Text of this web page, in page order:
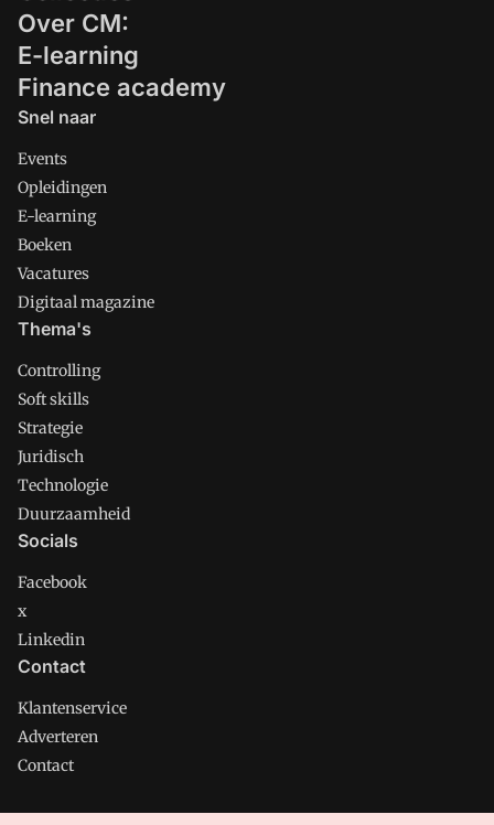
Over CM:
E-learning
Finance academy
Snel naar
Events
Opleidingen
E-learning
Boeken
Vacatures
Digitaal magazine
Thema's
Controlling
Soft skills
Strategie
Juridisch
Technologie
Duurzaamheid
Socials
Facebook
x
Linkedin
Contact
Klantenservice
Adverteren
Contact